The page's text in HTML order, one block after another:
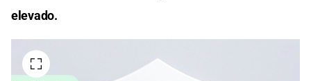
elevado.